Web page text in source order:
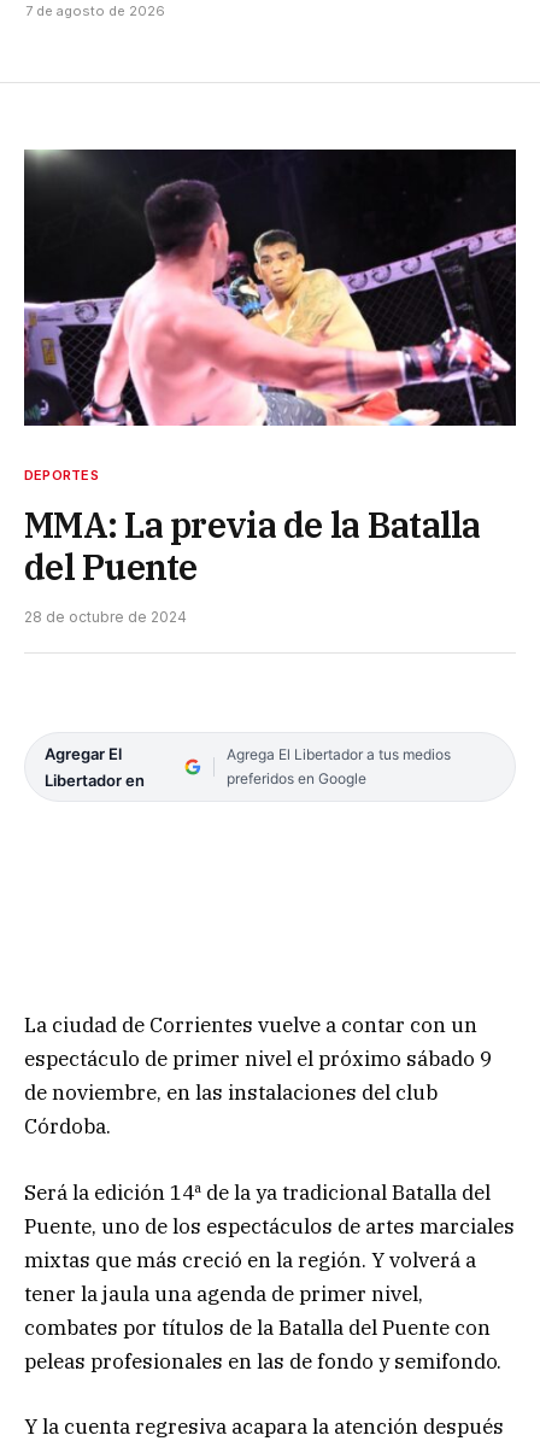
7 de agosto de 2026
DEPORTES
MMA: La previa de la Batalla
del Puente
28 de octubre de 2024
Agregar El
Libertador en
Agrega El Libertador a tus medios
preferidos en Google
La ciudad de Corrientes vuelve a contar con un
espectáculo de primer nivel el próximo sábado 9
de noviembre, en las instalaciones del club
Córdoba.
Será la edición 14ª de la ya tradicional Batalla del
Puente, uno de los espectáculos de artes marciales
mixtas que más creció en la región. Y volverá a
tener la jaula una agenda de primer nivel,
combates por títulos de la Batalla del Puente con
peleas profesionales en las de fondo y semifondo.
Y la cuenta regresiva acapara la atención después